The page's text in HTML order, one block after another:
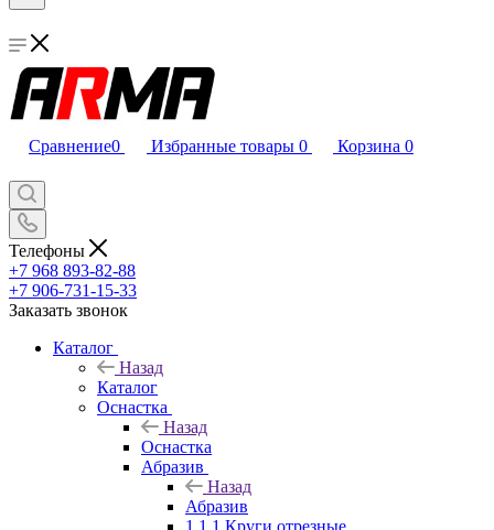
Сравнение0 Избранные товары 0 Корзина 0
Телефоны
+7 968 893-82-88
+7 906-731-15-33
Заказать звонок
Каталог
Назад
Каталог
Оснастка
Назад
Оснастка
Абразив
Назад
Абразив
1.1.1 Круги отрезные